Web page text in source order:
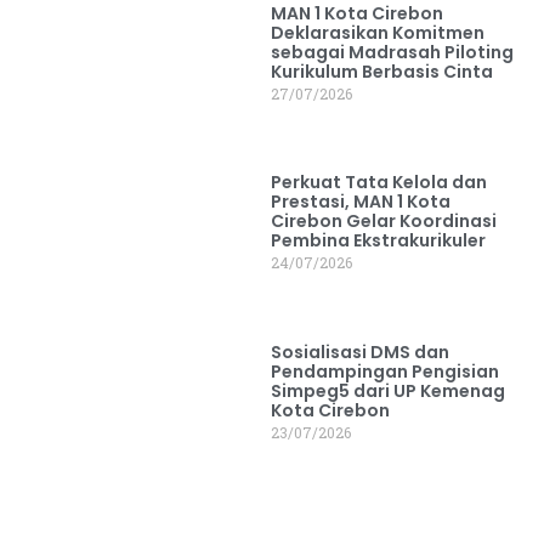
MAN 1 Kota Cirebon
Deklarasikan Komitmen
sebagai Madrasah Piloting
Kurikulum Berbasis Cinta
27/07/2026
Perkuat Tata Kelola dan
Prestasi, MAN 1 Kota
Cirebon Gelar Koordinasi
Pembina Ekstrakurikuler
24/07/2026
Sosialisasi DMS dan
Pendampingan Pengisian
Simpeg5 dari UP Kemenag
Kota Cirebon
23/07/2026